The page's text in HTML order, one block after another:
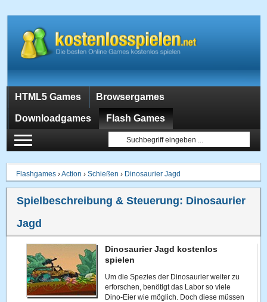
HTML5 Games Browsergames
Downloadgames Flash Games
Flashgames ›Action ›Schießen › Dinosaurier Jagd
Spielbeschreibung & Steuerung: Dinosaurier
Jagd
Dinosaurier Jagd kostenlos
spielen
Um die Spezies der Dinosaurier weiter zu
erforschen, benötigt das Labor so viele
Dino-Eier wie möglich. Doch diese müssen